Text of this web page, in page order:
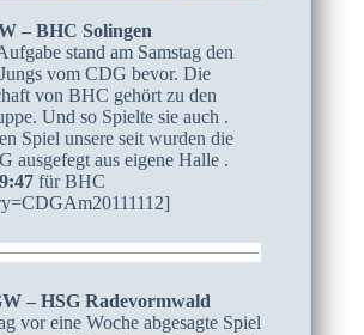
– BHC Solingen
stand am Samstag den
vom CDG bevor. Die
von BHC gehört zu den
Und so Spielte sie auch .
Spiel unsere seit wurden die
ausgefegt aus eigene Halle .
für BHC
– HSG Radevormwald
vor eine Woche abgesagte Spiel